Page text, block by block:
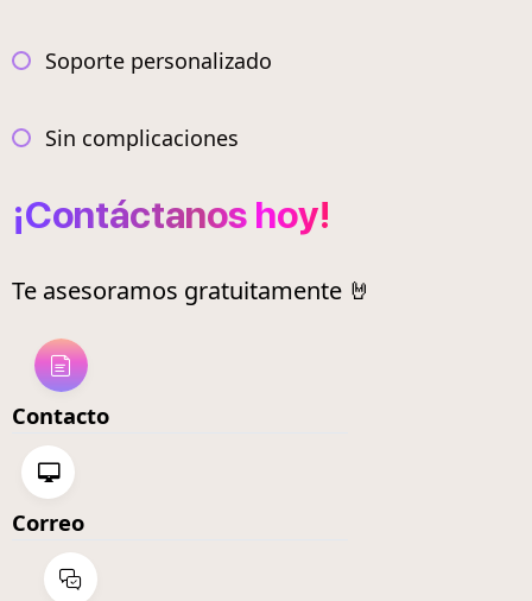
Soporte personalizado
Sin complicaciones
¡Contáctanos hoy!
Te asesoramos gratuitamente 🤘
Contacto
Correo